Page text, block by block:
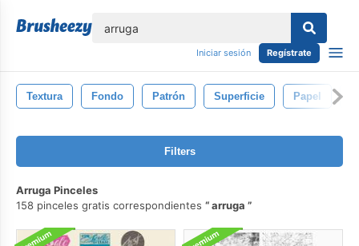
Iniciar sesión Regístrate
Textura Fondo Patrón Superficie Papel
Filters
Arruga Pinceles
158 pinceles gratis correspondientes
arruga